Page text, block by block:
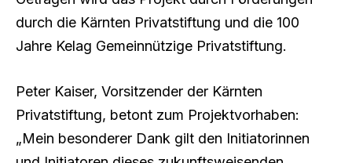
durch die Kärnten Privatstiftung und die 100
Jahre Kelag Gemeinnützige Privatstiftung.
Peter Kaiser, Vorsitzender der Kärnten
Privatstiftung, betont zum Projektvorhaben:
„Mein besonderer Dank gilt den Initiatorinnen